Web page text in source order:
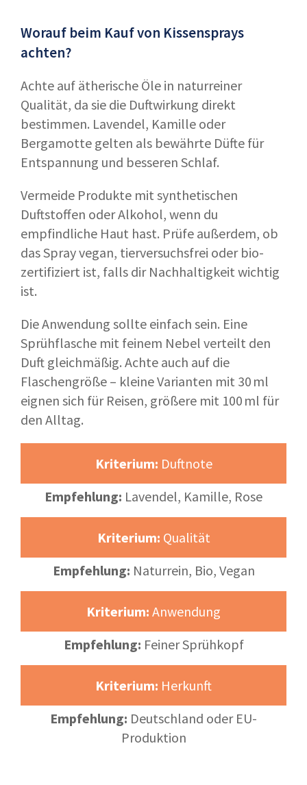
Worauf beim Kauf von Kissensprays
achten?
Achte auf ätherische Öle in naturreiner
Qualität, da sie die Duftwirkung direkt
bestimmen. Lavendel, Kamille oder
Bergamotte gelten als bewährte Düfte für
Entspannung und besseren Schlaf.
Vermeide Produkte mit synthetischen
Duftstoffen oder Alkohol, wenn du
empfindliche Haut hast. Prüfe außerdem, ob
das Spray vegan, tierversuchsfrei oder bio-
zertifiziert ist, falls dir Nachhaltigkeit wichtig
ist.
Die Anwendung sollte einfach sein. Eine
Sprühflasche mit feinem Nebel verteilt den
Duft gleichmäßig. Achte auch auf die
Flaschengröße – kleine Varianten mit 30 ml
eignen sich für Reisen, größere mit 100 ml für
den Alltag.
Kriterium: Duftnote
Empfehlung: Lavendel, Kamille, Rose
Kriterium: Qualität
Empfehlung: Naturrein, Bio, Vegan
Kriterium: Anwendung
Empfehlung: Feiner Sprühkopf
Kriterium: Herkunft
Empfehlung: Deutschland oder EU-
Produktion